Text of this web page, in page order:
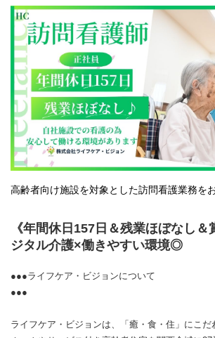
高齢者向け施設を対象とした訪問看護業務を
《年間休日157日＆残業ほぼなし
ジタル介護×働きやすい環境◎
●●●ライフケア・ビジョンについて
ライフケア・ビジョンは、「癒・食・住」にこだ